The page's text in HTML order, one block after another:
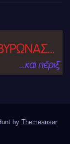
by Themeansar.